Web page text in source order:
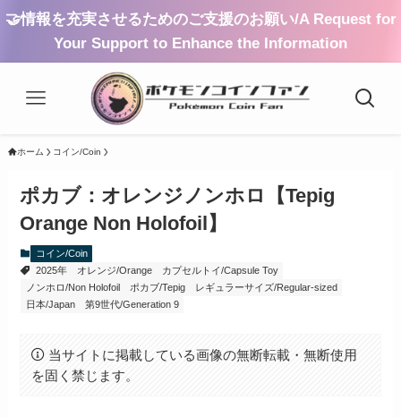
🤝情報を充実させるためのご支援のお願い/A Request for
Your Support to Enhance the Information
ホーム コイン/Coin
ポカブ：オレンジノンホロ【Tepig
Orange Non Holofoil】
コイン/Coin
2025年
オレンジ/Orange
カプセルトイ/Capsule Toy
ノンホロ/Non Holofoil
ポカブ/Tepig
レギュラーサイズ/Regular-sized
日本/Japan
第9世代/Generation 9
当サイトに掲載している画像の無断転載・無断使用
を固く禁じます。